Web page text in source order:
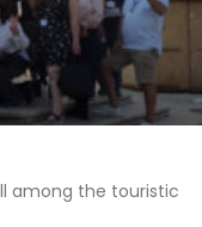
among the touristic